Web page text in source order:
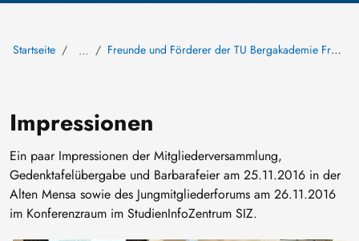
Startseite … Freunde und Förderer der TU Bergakademie Freiberg e. V.
Impressionen
Ein paar Impressionen der Mitgliederversammlung,
Gedenktafelübergabe und Barbarafeier am 25.11.2016 in der
Alten Mensa sowie des Jungmitgliederforums am 26.11.2016
im Konferenzraum im StudienInfoZentrum SIZ.